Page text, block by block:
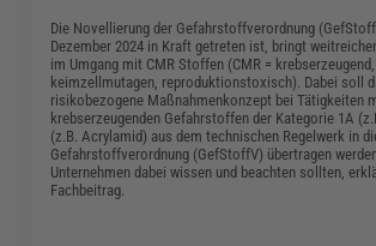
Die Novellierung der Gefahrstoffverordnung
Dezember 2024 in Kraft getreten ist, bringt
im Umgang mit CMR Stoffen (CMR = krebserzeugend,
keimzellmutagen, reproduktionstoxisch). Dabei soll
risikobezogene Maßnahmenkonzept bei Tätigkeiten
krebserzeugenden Gefahrstoffen der Kategorie 1A
(z.B. Acrylamid) aus dem technischen Regelwerk in
Gefahrstoffverordnung (GefStoffV) übertragen
Unternehmen dabei wissen und beachten sollten,
Fachbeitrag.